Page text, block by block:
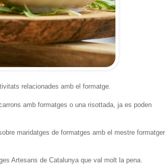
relacionades amb el formatge.
amb formatges o una risottada, ja es poden
maridatges de formatges amb el mestre formatger
Artesans de Catalunya que val molt la pena.